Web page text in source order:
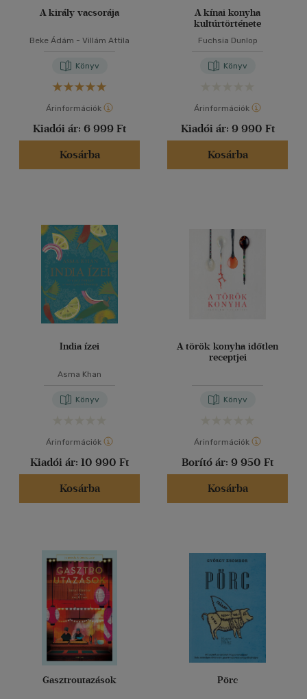
A király vacsorája
Beke Ádám - Villám Attila
Könyv
Árinformációk
Kiadói ár: 6 999 Ft
Kosárba
A kínai konyha
kultúrtörténete
Fuchsia Dunlop
Könyv
Árinformációk
Kiadói ár: 9 990 Ft
Kosárba
India ízei
Asma Khan
Könyv
Árinformációk
Kiadói ár: 10 990 Ft
Kosárba
A török konyha időtlen
receptjei
Könyv
Árinformációk
Borító ár: 9 950 Ft
Kosárba
Gasztroutazások Pörc